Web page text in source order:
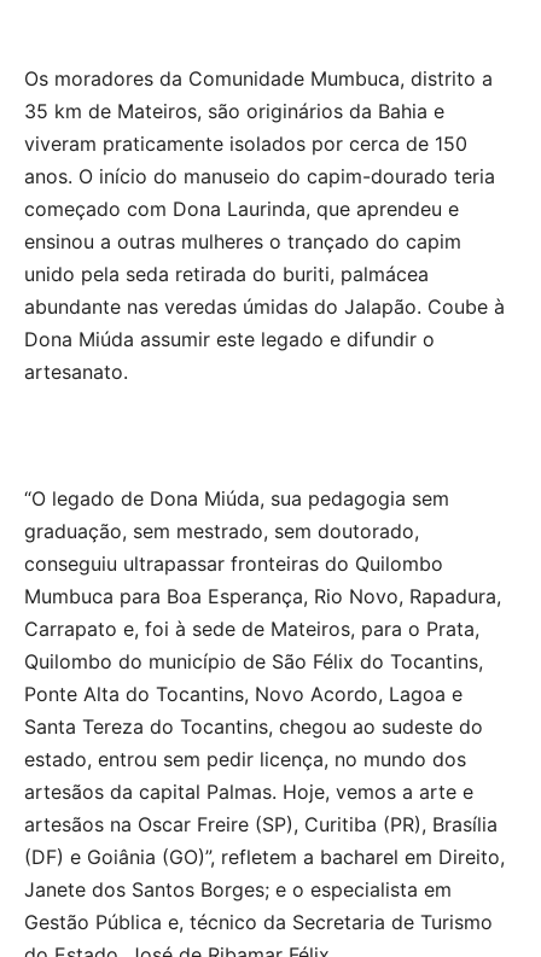
Os moradores da Comunidade Mumbuca, distrito a
35 km de Mateiros, são originários da Bahia e
viveram praticamente isolados por cerca de 150
anos. O início do manuseio do capim-dourado teria
começado com Dona Laurinda, que aprendeu e
ensinou a outras mulheres o trançado do capim
unido pela seda retirada do buriti, palmácea
abundante nas veredas úmidas do Jalapão. Coube à
Dona Miúda assumir este legado e difundir o
artesanato.
“O legado de Dona Miúda, sua pedagogia sem
graduação, sem mestrado, sem doutorado,
conseguiu ultrapassar fronteiras do Quilombo
Mumbuca para Boa Esperança, Rio Novo, Rapadura,
Carrapato e, foi à sede de Mateiros, para o Prata,
Quilombo do município de São Félix do Tocantins,
Ponte Alta do Tocantins, Novo Acordo, Lagoa e
Santa Tereza do Tocantins, chegou ao sudeste do
estado, entrou sem pedir licença, no mundo dos
artesãos da capital Palmas. Hoje, vemos a arte e
artesãos na Oscar Freire (SP), Curitiba (PR), Brasília
(DF) e Goiânia (GO)”, refletem a bacharel em Direito,
Janete dos Santos Borges; e o especialista em
Gestão Pública e, técnico da Secretaria de Turismo